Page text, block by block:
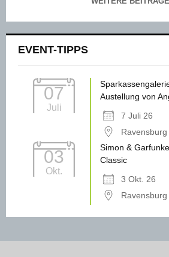
EVENT-TIPPS
07
Juli
Austellung von
7 Juli 26
Ravensburg
03
Okt.
Simon &
Classic
3 Okt. 26
Ravensburg